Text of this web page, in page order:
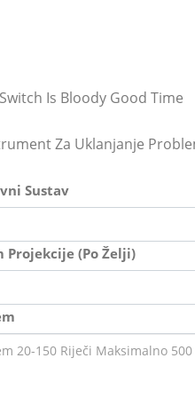
Is Bloody Good Time
Za Uklanjanje
Sustav
Projekcije (Po Želji)